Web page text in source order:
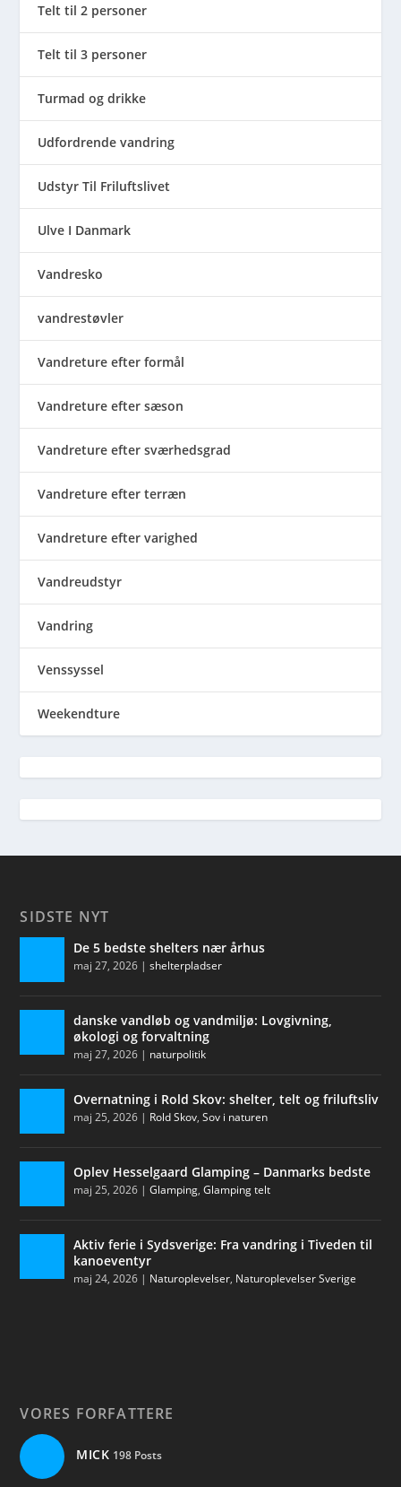
Telt til 2 personer
Telt til 3 personer
Turmad og drikke
Udfordrende vandring
Udstyr Til Friluftslivet
Ulve I Danmark
Vandresko
vandrestøvler
Vandreture efter formål
Vandreture efter sæson
Vandreture efter sværhedsgrad
Vandreture efter terræn
Vandreture efter varighed
Vandreudstyr
Vandring
Venssyssel
Weekendture
SIDSTE NYT
De 5 bedste shelters nær århus
maj 27, 2026 |shelterpladser
danske vandløb og vandmiljø: Lovgivning,
økologi og forvaltning
maj 27, 2026 | naturpolitik
Overnatning i Rold Skov: shelter, telt og friluftsliv
maj 25, 2026 | Rold Skov,Sov i naturen
Oplev Hesselgaard Glamping – Danmarks bedste
maj 25, 2026 |Glamping,Glamping telt
Aktiv ferie i Sydsverige: Fra vandring i Tiveden til
kanoeventyr
maj 24, 2026 | Naturoplevelser, Naturoplevelser Sverige
VORES FORFATTERE
MICK 198 Posts